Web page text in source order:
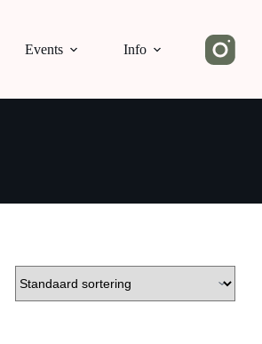
Events Info